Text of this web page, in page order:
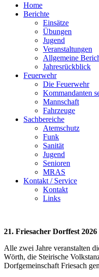
Home
Berichte
Einsätze
Übungen
Jugend
Veranstaltungen
Allgemeine
Jahresrückblick
Feuerwehr
Die Feuerwehr
Kommandanten
Mannschaft
Fahrzeuge
Sachbereiche
Atemschutz
Funk
Sanität
Jugend
Senioren
MRAS
Kontakt / Service
Kontakt
Links
21. Friesacher Dorffest 2026
Alle zwei Jahre veranstalten
Wörth, die Steirische
Dorfgemeinschaft Friesach